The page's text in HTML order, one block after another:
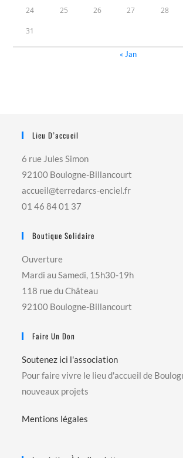
24 25 26 27 28
31
« Jan
Lieu D’accueil
6 rue Jules Simon
92100 Boulogne-Billancourt
accueil@terredarcs-enciel.fr
01 46 84 01 37
Boutique Solidaire
Ouverture
Mardi au Samedi, 15h30-19h
118 rue du Château
92100 Boulogne-Billancourt
Faire Un Don
Soutenez ici l'association
Pour faire vivre le lieu d'accueil de
nouveaux projets
Mentions légales